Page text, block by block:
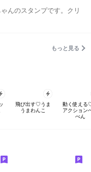
んのスタンプです。クリ
もっと見る
飛び出す♡うま
うまわんこ
動く使える
アクション
ぺん